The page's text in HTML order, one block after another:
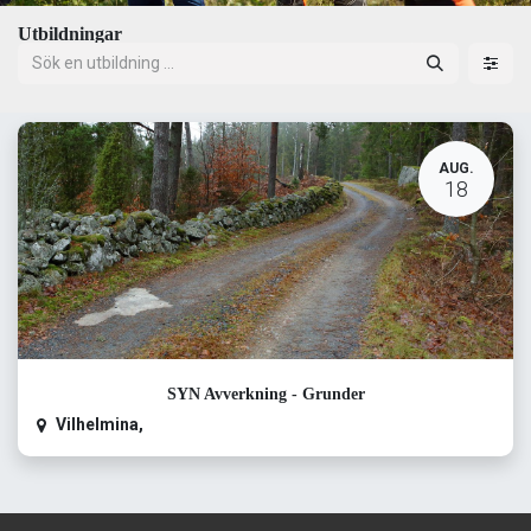
Utbildningar
AUG.
18
SYN Avverkning - Grunder
Vilhelmina,